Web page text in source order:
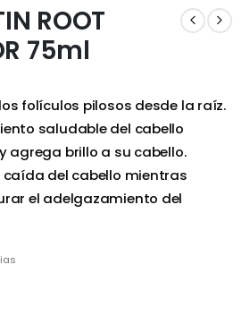
ROOT
75ml
folículos pilosos desde la raíz.
saludable del cabello
agrega brillo a su cabello.
caída del cabello mientras
el adelgazamiento del